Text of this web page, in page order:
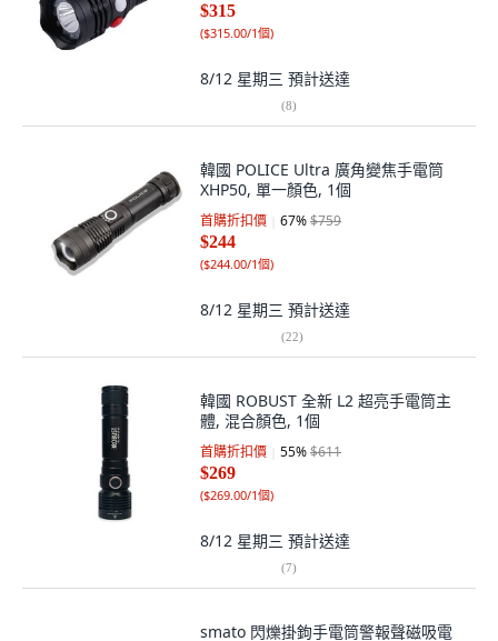
$315
($315.00/1個)
8/12 星期三 預計送達
(8)
韓國 POLICE Ultra 廣角變焦手電筒
XHP50, 單一顏色, 1個
首購折扣價 67%$759
$244
($244.00/1個)
8/12 星期三 預計送達
(22)
韓國 ROBUST 全新 L2 超亮手電筒主
體, 混合顏色, 1個
首購折扣價 55%$611
$269
($269.00/1個)
8/12 星期三 預計送達
(7)
smato 閃爍掛鉤手電筒警報聲磁吸電